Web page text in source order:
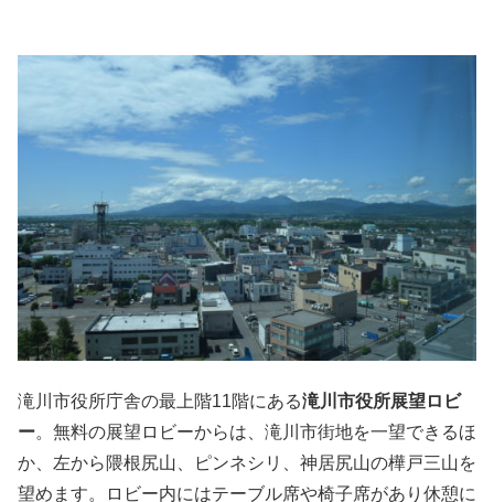
滝川市役所庁舎の最上階11階にある滝川市役所展望ロビ
ー。無料の展望ロビーからは、滝川市街地を一望できるほ
か、左から隈根尻山、ピンネシリ、神居尻山の樺戸三山を
望めます。ロビー内にはテーブル席や椅子席があり休憩に